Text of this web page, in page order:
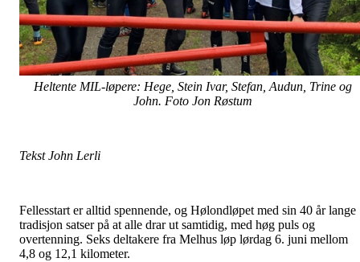
Heltente MIL-løpere: Hege, Stein Ivar, Stefan, Audun, Trine og
John. Foto Jon Røstum
Tekst John Lerli
Fellesstart er alltid spennende, og Hølondløpet med sin 40 år lange
tradisjon satser på at alle drar ut samtidig, med høg puls og
overtenning. Seks deltakere fra Melhus løp lørdag 6. juni mellom
4,8 og 12,1 kilometer.